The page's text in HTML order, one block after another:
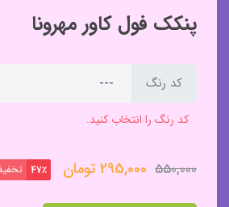
پنکک فول کاور مهرونا
کد رنگ
کد رنگ را انتخاب کنید.
550,000
295,000تومان 47٪